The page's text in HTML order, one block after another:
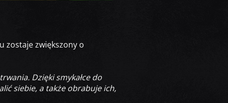
zostaje zwiększony o
Dzięki smykałce do
siebie, a także obrabuje ich,